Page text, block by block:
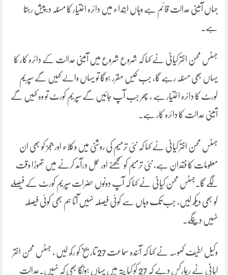
جہاں آئینی عدالت قائم ہے وہاں ابتداء میں دائرہ اختیار کا مسئلہ درپیش رہتا
ہے۔
جسٹس محسن اختر کیانی نے کہا کہ شروع شروع میں آئینی عدالت کے دائرہ کار کا
یہاں بھی مسئلہ رہے گا، جب کیس مقرر ہوگا تو یہاں والے کہیں گے سپریم
کورٹ کا دائرہ اختیار ہے ، پھر جب آپ جائیں گے سپریم کورٹ تو وہ کہیں گے
آئینی عدالت کا دائرہ کار ہے۔
جسٹس محسن اختر کیانی نے کہا کہ نئی ترمیم کی روشنی میں وکلاء اور ججز کو بھی ان
معلومات کا فقدان ہے، نئی ترمیم کو سمجھنے اور عمل درآمد کرنے میں تھوڑا وقت
لگے گا۔جسٹس محسن کیانی نے کہا کہ آپ دونوں حضرات سپریم کورٹ کے فیصلے
کو بھی دیکھ لیں، جب تک وہاں سے کوئی فیصلہ نہیں آتا ہم بھی کوئی فیصلہ
نہیں دینگے۔
وکیل لطیف کھوسہ نے کہا کہ آئندہ سماعت 27 تاریخ کو رکھ لیں ، جسٹس محسن اختر
کیانی نے ریمارکس دیے کہ 27 کو کیا پتہ میں یہاں ہونگا بھی کہ نہیں۔عدالت